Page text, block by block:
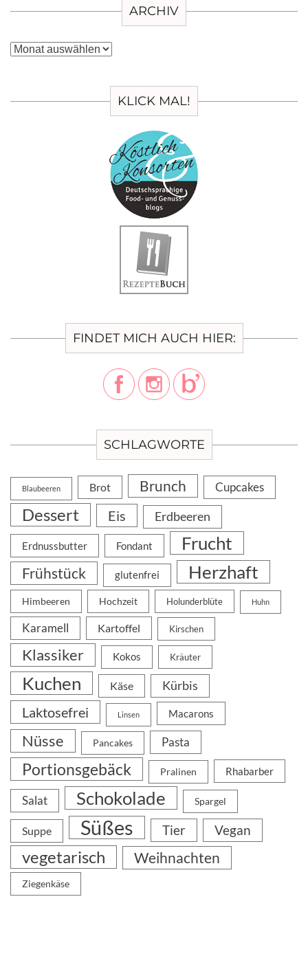
ARCHIV
Archiv
KLICK MAL!
FINDET MICH AUCH HIER:
SCHLAGWORTE
Blaubeeren Brot Brunch Cupcakes
Dessert Eis Erdbeeren
Erdnussbutter Fondant Frucht
Frühstück glutenfrei Herzhaft
Himbeeren Hochzeit Holunderblüte Huhn
Karamell Kartoffel Kirschen
Klassiker Kokos Kräuter
Kuchen Käse Kürbis
Laktosefrei Linsen Macarons
Nüsse Pancakes Pasta
Portionsgebäck Pralinen Rhabarber
Salat Schokolade Spargel
Suppe Süßes Tier Vegan
vegetarisch Weihnachten
Ziegenkäse